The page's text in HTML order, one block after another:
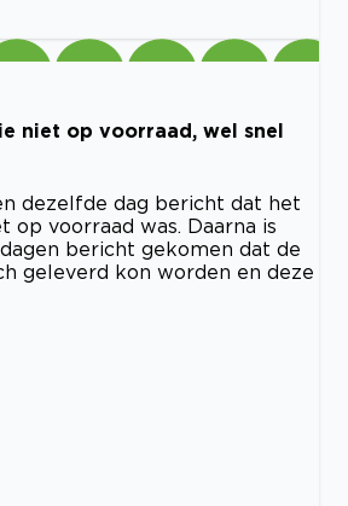
niet op voorraad, wel snel
dezelfde dag bericht dat het
op voorraad was. Daarna is
bericht gekomen dat de
geleverd kon worden en deze